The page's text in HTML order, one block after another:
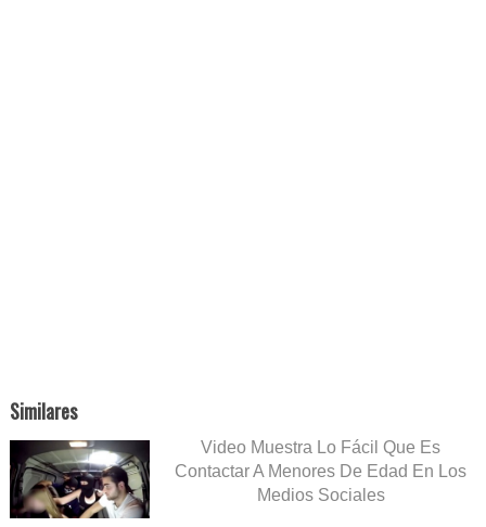
Similares
Video Muestra Lo Fácil Que Es
Contactar A Menores De Edad En Los
Medios Sociales